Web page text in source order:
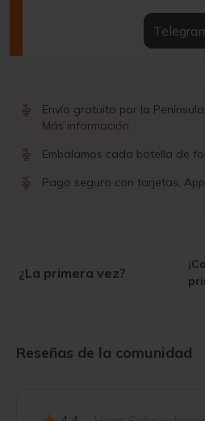
Envío gratuito por la
Más información
Embalamos cada botella de
Pago seguro con tarjetas,
¿La primera vez?
Reseñas de la comunidad